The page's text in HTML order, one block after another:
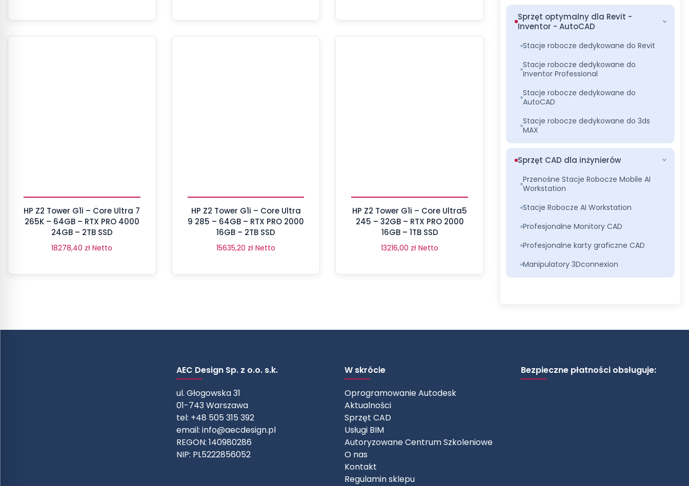
HP Z2 Tower G1i – Core Ultra 7
265K – 64GB – RTX PRO 4000
24GB – 2TB SSD
18278,40 zł Netto
HP Z2 Tower G1i – Core Ultra
9 285 – 64GB – RTX PRO 2000
16GB – 2TB SSD
15635,20 zł Netto
HP Z2 Tower G1i – Core Ultra5
245 – 32GB – RTX PRO 2000
16GB – 1TB SSD
13216,00 zł Netto
Sprzęt optymalny dla Revit -
Inventor - AutoCAD
Stacje robocze dedykowane do Revit
Stacje robocze dedykowane do
Inventor Professional
Stacje robocze dedykowane do
AutoCAD
Stacje robocze dedykowane do 3ds
MAX
Sprzęt CAD dla inżynierów
Przenośne Stacje Robocze Mobile AI
Workstation
Stacje Robocze AI Workstation
Profesjonalne Monitory CAD
Profesjonalne karty graficzne CAD
Manipulatory 3Dconnexion
AEC Design Sp. z o.o. s.k.
ul. Głogowska 31
01-743 Warszawa
tel: +48 505 315 392
email: info@aecdesign.pl
REGON: 140980286
NIP: PL5222856052
W skrócie
Oprogramowanie Autodesk
Aktualności
Sprzęt CAD
Usługi BIM
Autoryzowane Centrum Szkoleniowe
O nas
Kontakt
Regulamin sklepu
Bezpieczne płatności obsługuje: